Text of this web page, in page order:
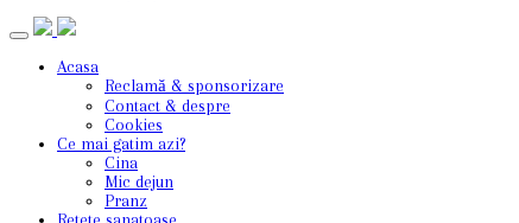
Acasa
Reclamă & sponsorizare
Contact & despre
Cookies
Ce mai gatim azi?
Cina
Mic dejun
Pranz